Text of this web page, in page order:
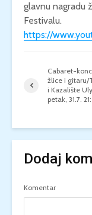
glavnu nagradu
Festivalu.
https://
Cabaret-
žlice i gitaru/
i Kazalište
petak, 31.7.
Dodaj
Komentar